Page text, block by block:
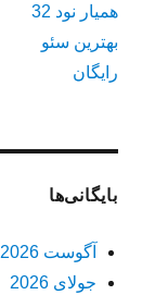
همیار نود 32
بهترین سئو
رایگان
بایگانی‌ها
آگوست 2026
جولای 2026